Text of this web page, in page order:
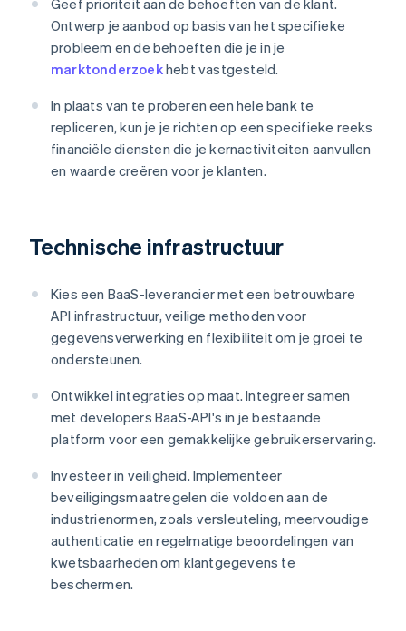
Geef prioriteit aan de behoeften van de klant.
Ontwerp je aanbod op basis van het specifieke
probleem en de behoeften die je in je
marktonderzoekhebt vastgesteld.
In plaats van te proberen een hele bank te
repliceren, kun je je richten op een specifieke reeks
financiële diensten die je kernactiviteiten aanvullen
en waarde creëren voor je klanten.
Technische infrastructuur
Kies een BaaS-leverancier met een betrouwbare
API infrastructuur, veilige methoden voor
gegevensverwerking en flexibiliteit om je groei te
ondersteunen.
Ontwikkel integraties op maat. Integreer samen
met developers BaaS-API's in je bestaande
platform voor een gemakkelijke gebruikerservaring.
Investeer in veiligheid. Implementeer
beveiligingsmaatregelen die voldoen aan de
industrienormen, zoals versleuteling, meervoudige
authenticatie en regelmatige beoordelingen van
kwetsbaarheden om klantgegevens te
beschermen.